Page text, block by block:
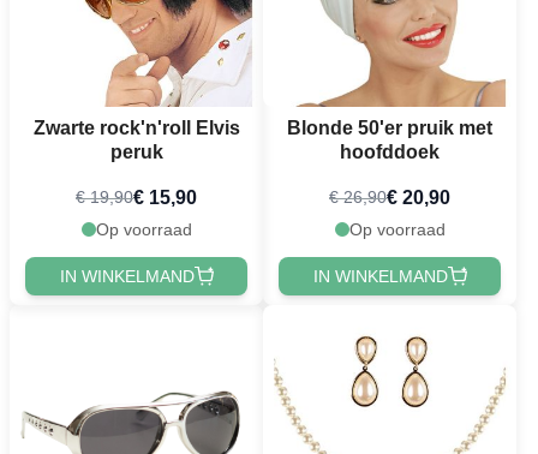
Zwarte rock'n'roll Elvis
peruk
€ 19,90€ 15,90
Op voorraad
IN WINKELMAND
Blonde 50'er pruik met
hoofddoek
€ 26,90€ 20,90
Op voorraad
IN WINKELMAND